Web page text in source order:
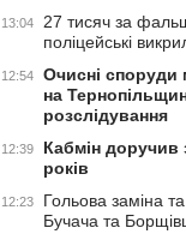
13:04
27 тисяч за
поліцейські
12:54
Очисні споруди
на
розслідування
12:39
Кабмін доручив
років
12:23
Гольова заміна
Бучача та